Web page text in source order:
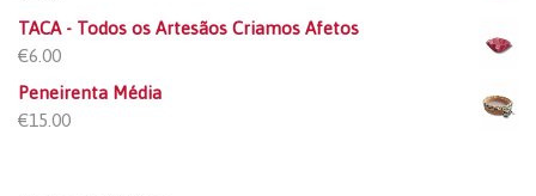
TACA - Todos os Artesãos Criamos Afetos
€6.00
Peneirenta Média
€15.00